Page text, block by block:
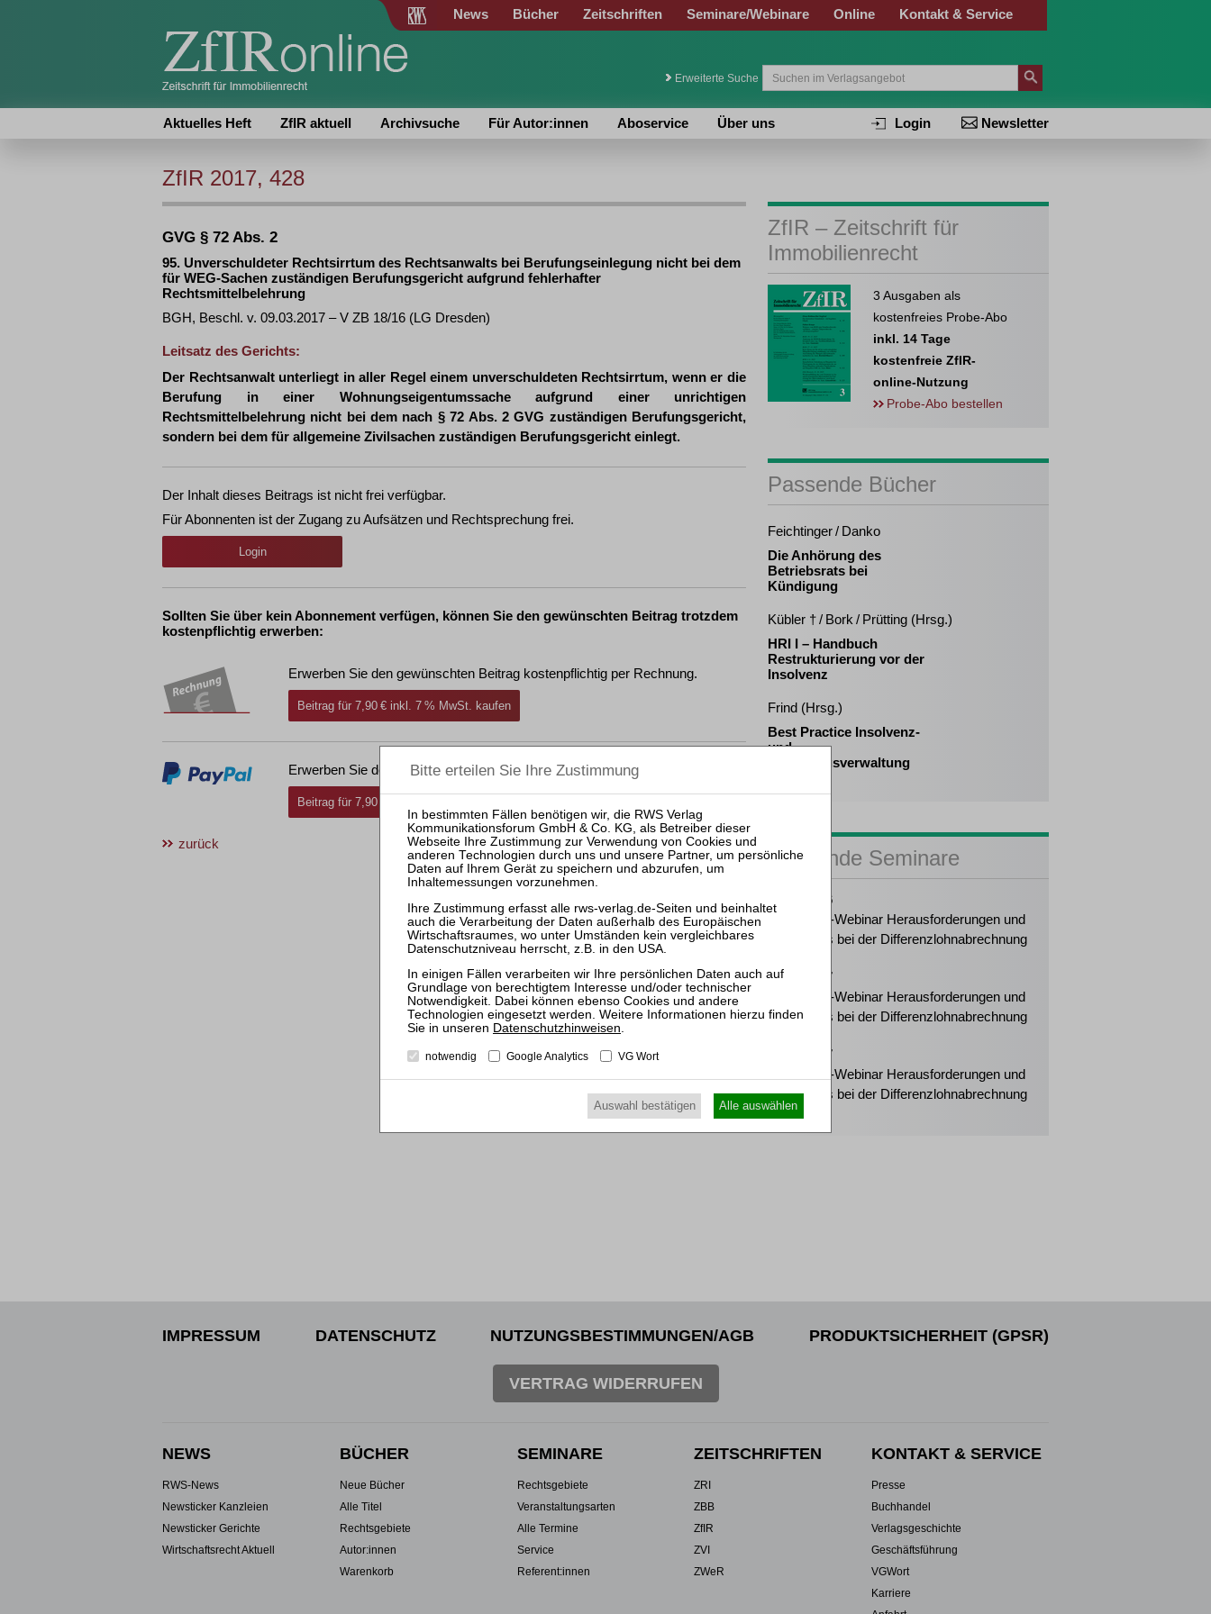
News Bücher Zeitschriften Seminare/Webinare Online Kontakt & Service
Erweiterte Suche
Aktuelles Heft ZfIR aktuell Archivsuche Für Autor:innen Aboservice Über uns Newsletter
Login
ZfIR 2017, 428
GVG § 72 Abs. 2
95. Unverschuldeter Rechtsirrtum des Rechtsanwalts bei Berufungseinlegung nicht bei dem
für WEG-Sachen zuständigen Berufungsgericht aufgrund fehlerhafter
Rechtsmittelbelehrung
BGH, Beschl. v. 09.03.2017 – V ZB 18/16 (LG Dresden)
Leitsatz des Gerichts:
Der Rechtsanwalt unterliegt in aller Regel einem unverschuldeten Rechtsirrtum, wenn er die
Berufung in einer Wohnungseigentumssache aufgrund einer unrichtigen
Rechtsmittelbelehrung nicht bei dem nach § 72 Abs. 2 GVG zuständigen Berufungsgericht,
sondern bei dem für allgemeine Zivilsachen zuständigen Berufungsgericht einlegt.
Der Inhalt dieses Beitrags ist nicht frei verfügbar.
Für Abonnenten ist der Zugang zu Aufsätzen und Rechtsprechung frei.
Login
Sollten Sie über kein Abonnement verfügen, können Sie den gewünschten Beitrag trotzdem
kostenpflichtig erwerben:
Erwerben Sie den gewünschten Beitrag kostenpflichtig per Rechnung.
Beitrag für 7,90 € inkl. 7 % MwSt. kaufen
Erwerben Sie den gewünschten Beitrag kostenpflichtig mitPayPal
Beitrag für 7,90 € inkl. 7 % MwSt. kaufen
zurück
ZfIR – Zeitschrift für
Immobilienrecht
3 Ausgaben als
kostenfreies Probe-Abo
inkl. 14 Tage
kostenfreie ZfIR-
online-Nutzung
Probe-Abo bestellen
Passende Bücher
Feichtinger / Danko
Die Anhörung des
Betriebsrats bei
Kündigung
Kübler † / Bork / Prütting (Hrsg.)
HRI I – Handbuch
Restrukturierung vor der
Insolvenz
Frind (Hrsg.)
Best Practice Insolvenz-
und
Sanierungsverwaltung
Passende Seminare
16.09.2026
Mitarbeiter-Webinar Herausforderungen und
Praxistipps bei der Differenzlohnabrechnung
17.02.2027
Mitarbeiter-Webinar Herausforderungen und
Praxistipps bei der Differenzlohnabrechnung
16.06.2027
Mitarbeiter-Webinar Herausforderungen und
Praxistipps bei der Differenzlohnabrechnung
IMPRESSUM DATENSCHUTZ NUTZUNGSBESTIMMUNGEN/AGB PRODUKTSICHERHEIT (GPSR)
VERTRAG WIDERRUFEN
NEWS
RWS-News
Newsticker Kanzleien
Newsticker Gerichte
Wirtschaftsrecht Aktuell
BÜCHER
Neue Bücher
Alle Titel
Rechtsgebiete
Autor:innen
Warenkorb
SEMINARE
Rechtsgebiete
Veranstaltungsarten
Alle Termine
Service
Referent:innen
ZEITSCHRIFTEN
ZRI
ZBB
ZfIR
ZVI
ZWeR
KONTAKT & SERVICE
Presse
Buchhandel
Verlagsgeschichte
Geschäftsführung
VGWort
Karriere
Datenschutzhinweisen.
notwendig Google Analytics VG Wort
Auswahl bestätigen Alle auswählen